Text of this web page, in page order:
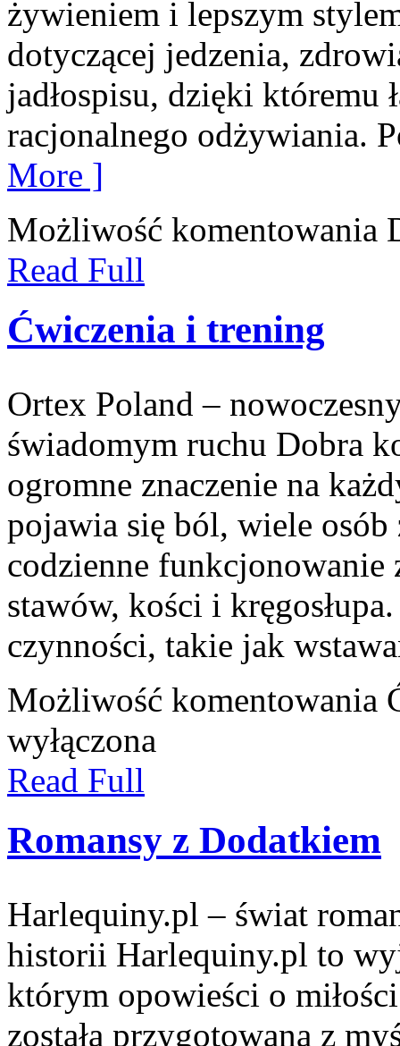
żywieniem i lepszym
dotyczącej jedzenia,
jadłospisu, dzięki któremu
racjonalnego odżywiania.
More ]
Możliwość komentowania
Read Full
Ćwiczenia i trening
Ortex Poland –
świadomym ruchu Dobra
ogromne znaczenie na
pojawia się ból, wiele osób
codzienne funkcjonowanie
stawów, kości i
czynności, takie jak
Możliwość komentowania
wyłączona
Read Full
Romansy z Dodatkiem
Harlequiny.pl – świat
historii Harlequiny.pl to
którym opowieści o
została przygotowana z